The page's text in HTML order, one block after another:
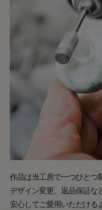
作品は当工房で一つひとつ
デザイン変更、返品保証な
安心してご愛用いただける